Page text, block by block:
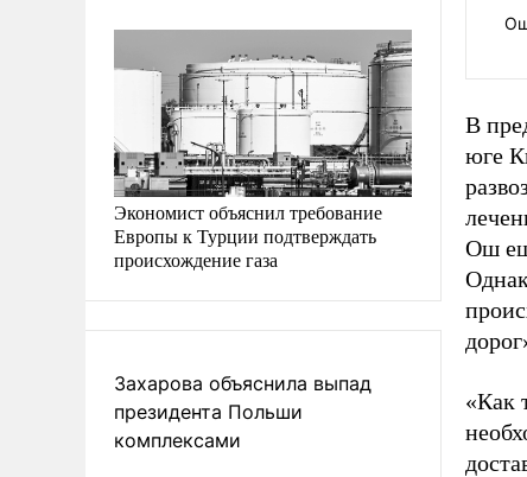
Экономист объяснил требование
Европы к Турции подтверждать
происхождение газа
Захарова объяснила выпад
президента Польши
комплексами
В
юге
Ош
«Как